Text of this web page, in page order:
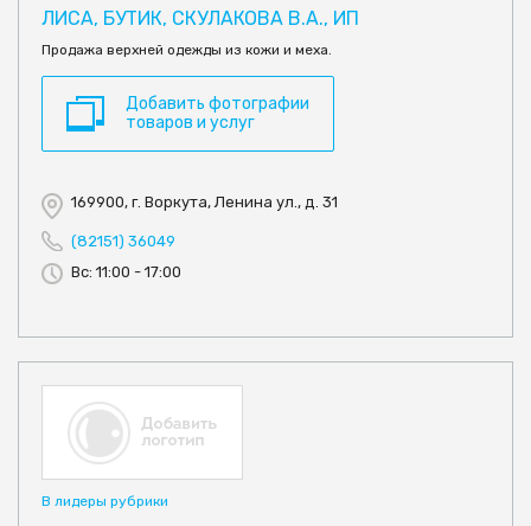
ЛИСА, БУТИК, СКУЛАКОВА В.А., ИП
Продажа верхней одежды из кожи и меха.
Добавить фотографии
товаров и услуг
169900, г. Воркута, Ленина ул., д. 31
(82151) 36049
Вс: 11:00 - 17:00
В лидеры рубрики